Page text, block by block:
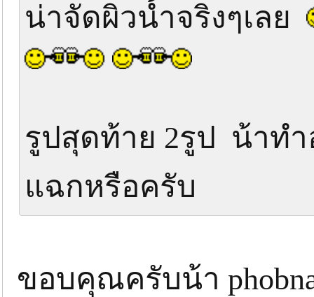
น่าจัดผิวน้ำจริงๆเลย
รูปสุดท้าย 2รูป น้าทำ
แฉกหรือครับ
ขอบคุณครับน้า